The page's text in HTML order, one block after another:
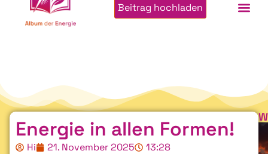
Beitrag hochladen
Energie in allen Formen!
Hi 21. November 2025
13:28